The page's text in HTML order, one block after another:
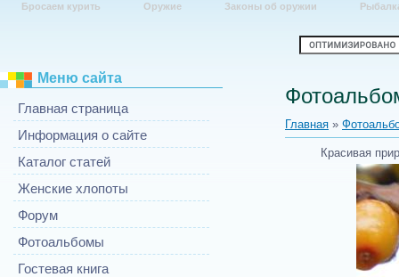
Бросаем курить Оружие Законы об оружии
Меню сайта
Главная страница
Информация о сайте
Каталог статей
Женские хлопоты
Форум
Фотоальбомы
Гостевая книга
Главная »
Красивая